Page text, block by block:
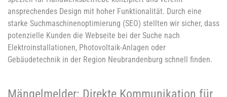
ansprechendes Design mit hoher Funktionalität. Durch eine
starke Suchmaschinenoptimierung (SEO) stellten wir sicher, dass
potenzielle Kunden die Webseite bei der Suche nach
Elektroinstallationen, Photovoltaik-Anlagen oder
Gebäudetechnik in der Region Neubrandenburg schnell finden.
Mängelmelder: Direkte Kommunikation für